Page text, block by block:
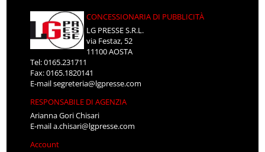
CONCESSIONARIA DI PUBBLICITÀ
LG PRESSE S.R.L.
via Festaz, 52
11100 AOSTA
Tel: 0165.231711
Fax: 0165.1820141
E-mailsegreteria@lgpresse.com
RESPONSABILE DI AGENZIA
Arianna Gori Chisari
E-maila.chisari@lgpresse.com
Account